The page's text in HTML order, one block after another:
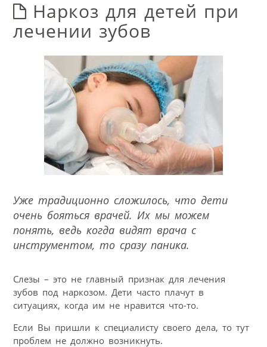
Наркоз для детей при
лечении зубов
Уже традиционно сложилось, что дети
очень бояться врачей. Их мы можем
понять, ведь когда видят врача с
инструментом, то сразу паника.
Слезы – это не главный признак для лечения
зубов под наркозом. Дети часто плачут в
ситуациях, когда им не нравится что-то.
Если Вы пришли к специалисту своего дела, то тут
проблем не должно возникнуть.